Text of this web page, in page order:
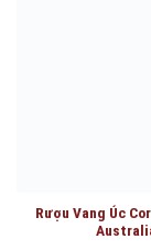
Rượu Vang Úc